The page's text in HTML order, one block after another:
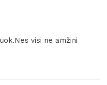
visi ne amžini